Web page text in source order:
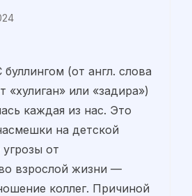
(от англ. слова
«хулиган» или «задира»)
каждая из нас. Это
на детской
от
взрослой жизни —
коллег. Причиной